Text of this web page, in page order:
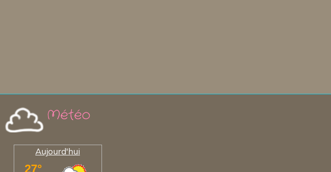
Météo
Aujourd'hui